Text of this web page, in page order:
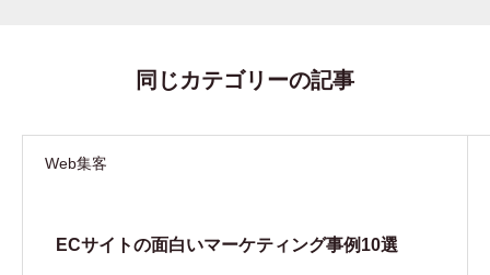
同じカテゴリーの記事
Web集客
ECサイトの面白いマーケティング事例10選